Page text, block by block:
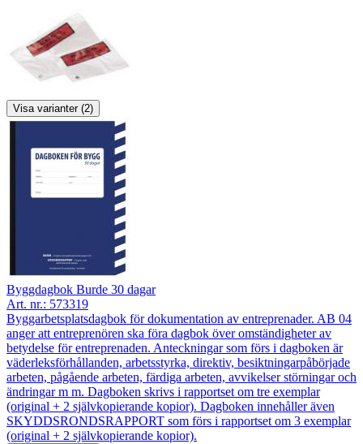
Visa varianter (2)
Byggdagbok Burde 30 dagar
Art. nr.: 573319
Byggarbetsplatsdagbok för dokumentation av entreprenader. AB 04
anger att entreprenören ska föra dagbok över omständigheter av
betydelse för entreprenaden. Anteckningar som förs i dagboken är
väderleksförhållanden, arbetsstyrka, direktiv, besiktningarpåbörjade
arbeten, pågående arbeten, färdiga arbeten, avvikelser störningar och
ändringar m m. Dagboken skrivs i rapportset om tre exemplar
(original + 2 självkopierande kopior). Dagboken innehåller även
SKYDDSRONDSRAPPORT som förs i rapportset om 3 exemplar
(original + 2 självkopierande kopior).